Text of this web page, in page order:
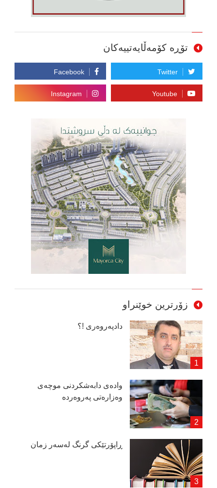
تۆڕە کۆمەڵایەتییەکان
زۆرترین خوێنراو
دادپەروەری !؟
وادەی دابەشكردنی موچەی
وەزارەتی پەروەردە
ڕاپۆرتێكی گرنگ لەسەر زمان